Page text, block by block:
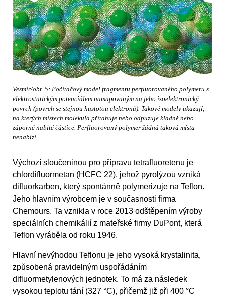
Vesmír/obr. 5: Počítačový model fragmentu perfluorovaného polymeru s
elektrostatickým potenciálem namapovaným na jeho izoelektronický
povrch (povrch se stejnou hustotou elektronů). Takové modely ukazují,
na kterých místech molekula přitahuje nebo odpuzuje kladně nebo
záporně nabité částice. Perfluorovaný polymer žádná taková místa
nenabízí.
Výchozí sloučeninou pro přípravu tetrafluoretenu je
chlordifluormetan (HCFC 22), jehož pyrolýzou vzniká
difluorkarben, který spontánně polymerizuje na Teflon.
Jeho hlavním výrobcem je v současnosti firma
Chemours. Ta vznikla v roce 2013 odštěpením výroby
speciálních chemikálií z mateřské firmy DuPont, která
Teflon vyráběla od roku 1946.
Hlavní nevýhodou Teflonu je jeho vysoká krystalinita,
způsobená pravidelným uspořádáním
difluormetylenových jednotek. To má za následek
vysokou teplotu tání (327 °C), přičemž již při 400 °C